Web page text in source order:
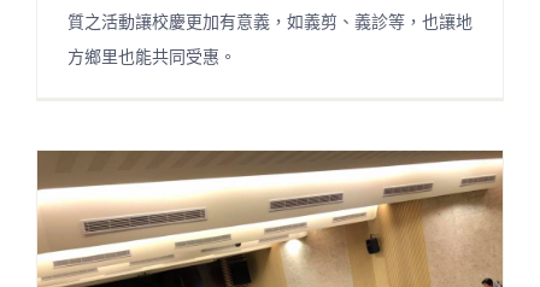
質之活動讓校慶更加有意義，如義剪、義診等，也讓地
方鄉里也能共同受惠。